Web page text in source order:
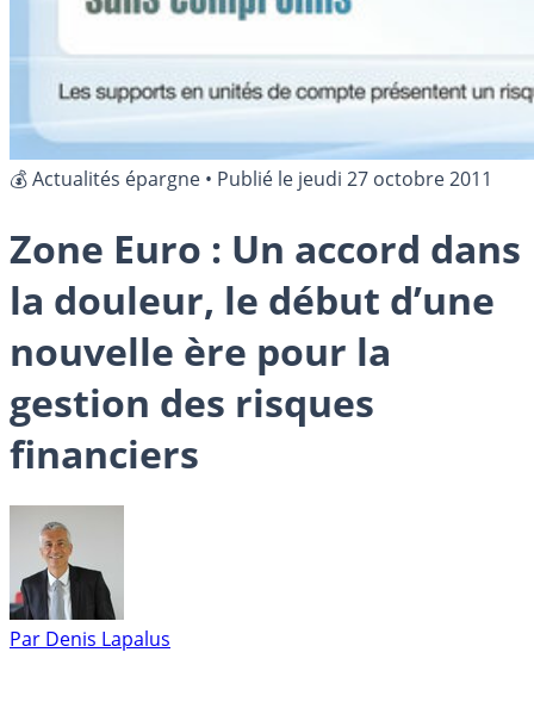
💰 Actualités épargne • Publié le jeudi 27 octobre 2011
Zone Euro : Un accord dans
la douleur, le début d’une
nouvelle ère pour la
gestion des risques
financiers
Par Denis Lapalus